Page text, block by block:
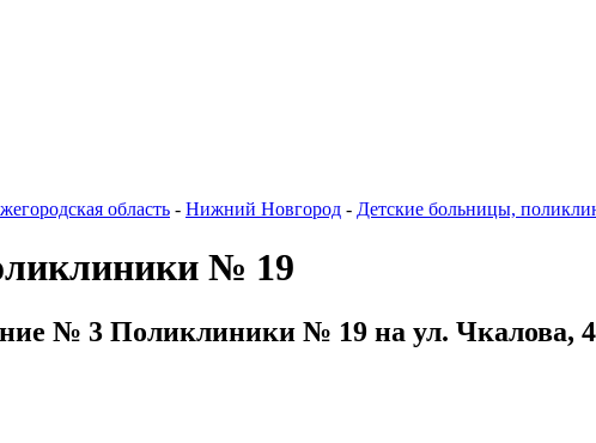
область - Нижний Новгород - Детские больницы,
№ 19
№ 3 Поликлиники № 19 на ул. Чкалова,